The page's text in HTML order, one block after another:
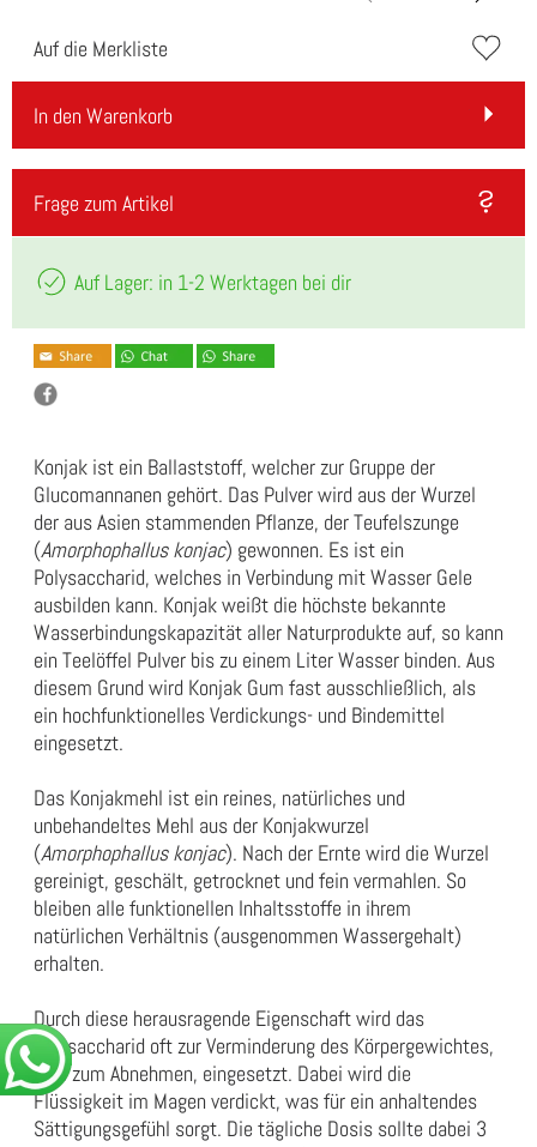
Auf die Merkliste
In den Warenkorb
Frage zum Artikel
Auf Lager: in 1-2 Werktagen bei dir
Konjak ist ein Ballaststoff, welcher zur Gruppe der
Glucomannanen gehört. Das Pulver wird aus der Wurzel
der aus Asien stammenden Pflanze, der Teufelszunge
(Amorphophallus konjac) gewonnen. Es ist ein
Polysaccharid, welches in Verbindung mit Wasser Gele
ausbilden kann. Konjak weißt die höchste bekannte
Wasserbindungskapazität aller Naturprodukte auf, so kann
ein Teelöffel Pulver bis zu einem Liter Wasser binden. Aus
diesem Grund wird Konjak Gum fast ausschließlich, als
ein hochfunktionelles Verdickungs- und Bindemittel
eingesetzt.
Das Konjakmehl ist ein reines, natürliches und
unbehandeltes Mehl aus der Konjakwurzel
(Amorphophallus konjac). Nach der Ernte wird die Wurzel
gereinigt, geschält, getrocknet und fein vermahlen. So
bleiben alle funktionellen Inhaltsstoffe in ihrem
natürlichen Verhältnis (ausgenommen Wassergehalt)
erhalten.
Durch diese herausragende Eigenschaft wird das
Polysaccharid oft zur Verminderung des Körpergewichtes,
also zum Abnehmen, eingesetzt. Dabei wird die
Flüssigkeit im Magen verdickt, was für ein anhaltendes
Sättigungsgefühl sorgt. Die tägliche Dosis sollte dabei 3